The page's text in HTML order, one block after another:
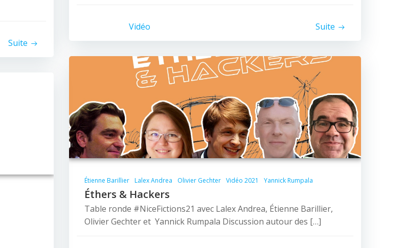
Suite
Vidéo Suite
Étienne Barillier Lalex Andrea Olivier Gechter Vidéo 2021 Yannick Rumpala
Éthers & Hackers
Table ronde #NiceFictions21 avec Lalex Andrea, Étienne Barillier,
Olivier Gechter et Yannick Rumpala Discussion autour des […]